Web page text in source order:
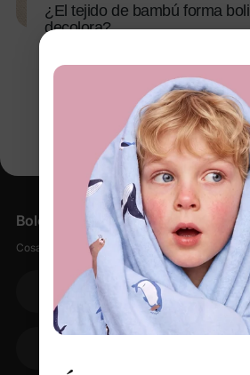
¿El tejido de bambú forma
decolora?
Boletín informativo
Cosas suaves, pequeños descuentos, cero
Su correo electrónico